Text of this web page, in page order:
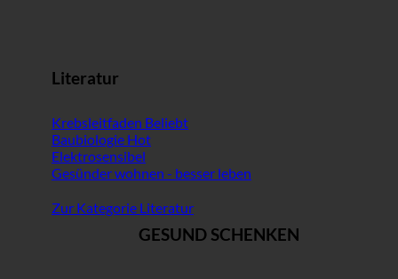
Literatur
Krebsleitfaden
Baubiologie
Elektrosensibel
Gesünder wohnen - besser leben
Zur Kategorie Literatur
GESUND SCHENKEN